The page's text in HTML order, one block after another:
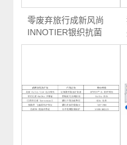
零废弃旅行成新风尚
INNOTIER银织抗菌
灭毒…